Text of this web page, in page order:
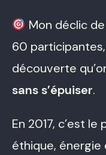
Mon déclic
60
découverte
sans s’épuiser.
En 2017, c’est
éthique, énergie